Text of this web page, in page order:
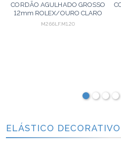
CORDÃO AGULHADO GROSSO
12mm ROLEX/OURO CLARO
20m
M266LF.M1.20
ELÁSTICO DECORATIVO